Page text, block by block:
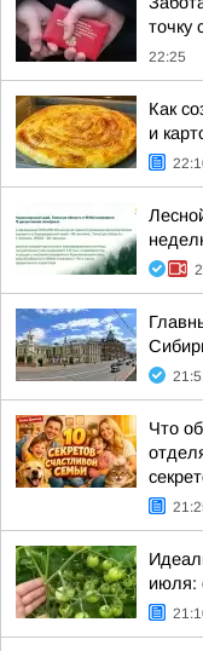
точку
22:25
Как
и
Что
июля: